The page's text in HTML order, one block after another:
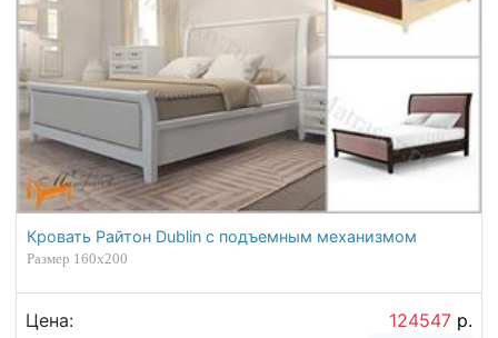
Кровать Райтон Dublin с подъемным механизмом
Размер 160х200
Цена: 124547 р.